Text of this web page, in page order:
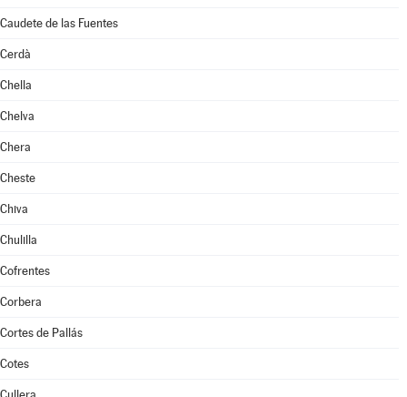
Caudete de las Fuentes
Cerdà
Chella
Chelva
Chera
Cheste
Chiva
Chulilla
Cofrentes
Corbera
Cortes de Pallás
Cotes